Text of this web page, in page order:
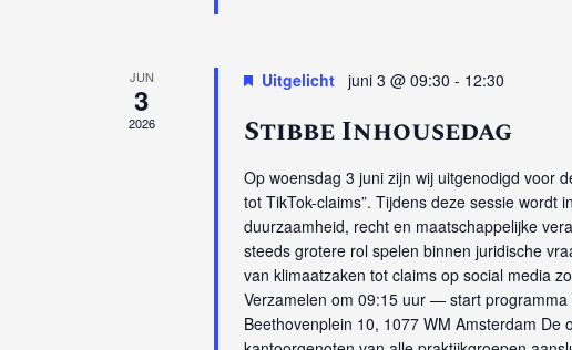
JUN
3
2026
Uitgelicht juni 3 @ 09:30 - 12:30
Stibbe Inhousedag
Op woensdag 3 juni zijn wij uitgenodigd voor
tot TikTok-claims”. Tijdens deze sessie wordt
duurzaamheid, recht en maatschappelijke
steeds grotere rol spelen binnen juridische
van klimaatzaken tot claims op social media
Verzamelen om 09:15 uur — start
Beethovenplein 10, 1077 WM Amsterdam